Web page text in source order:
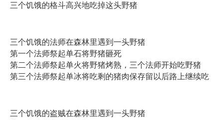
三个饥饿的格斗高兴地吃掉这头野猪
三个饥饿的法师在森林里遇到一头野猪
第一个法师祭起单石将野猪砸死
第二个法师祭起单火将野猪烤熟，三个法师开始吃野猪
第三个法师祭起单冰将吃剩的猪肉保存留以后路上继续吃
三个饥饿的盗贼在森林里遇到一头野猪